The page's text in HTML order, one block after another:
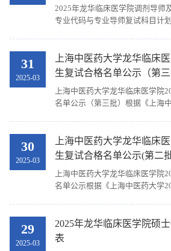
106335105700845张玥100601中
100265000000767苗浩然100601
科学102685342200824苌光泽
102685411101081张弛100508中
103935215702093韦欣100508中
104125105701309李好100511中
106335105700516熊若男105704
100265000002886贾梅105704中
2025年龙华临床医学院调剂导师
专业代码与专业导师复试科目计
学朱丽华中医内科学15100506
学16100506中医内科学姜怡中医
外科学陈磊中医外科学19100507
科学110100507中医外科学吴春
伤科学姚敏中医骨伤科学
医骨伤科学115100508中医骨伤
拿学陈跃来针灸学118100512针
119100601中西医结合基础戴薇
31
2025-03
上海中医药大学龙华临床
生复试合格名单公示（第三
上海中医药大学龙华临床医学院
名单公示（第三批）根据《上海
试，现将复试合格名单（第三批
生编号排序）。专业代码专业名
内科学102685124100018陈思怡
日16：55时至2025年4月1日16：
30
2025-03
上海中医药大学龙华临床
生复试合格名单公示(第二
上海中医药大学龙华临床医学院
名单公示根据《上海中医药大学
合格名单（第二批）予以公示（
序）。专业代码专业名称考生编
29
2025-03
2025年龙华临床医学院硕
表